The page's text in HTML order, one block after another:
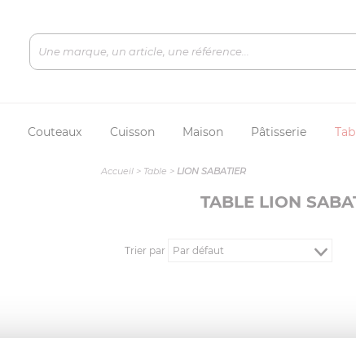
Couteaux Cuisson Maison Pâtisserie
Accueil > Table > LION SABATIER
TABLE LION
Trier par